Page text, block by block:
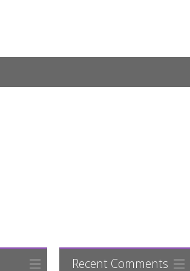
Recent Comments